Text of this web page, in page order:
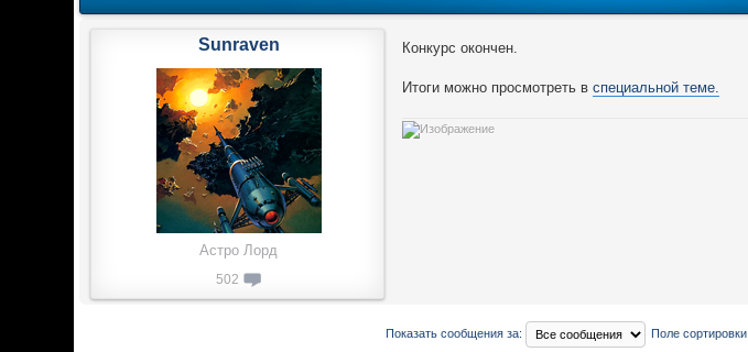
Конкурс окончен.
Итоги можно просмотреть вспециальной теме.
Sunraven
Астро Лорд
502
Показать сообщения за: Поле сортировки